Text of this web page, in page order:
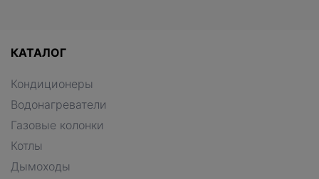
КАТАЛОГ
Кондиционеры
Водонагреватели
Газовые колонки
Котлы
Дымоходы